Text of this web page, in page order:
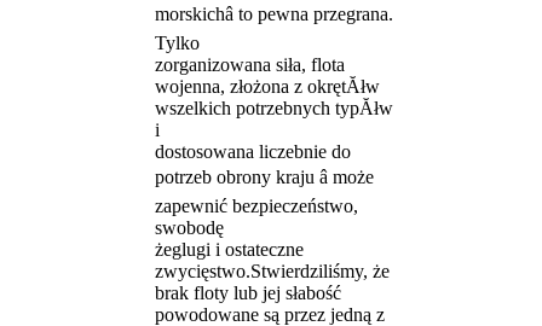
morskichâ to pewna przegrana.
Tylko
zorganizowana siła, flota
wojenna, złożona z okrętĂłw
wszelkich potrzebnych typĂłw
i
dostosowana liczebnie do
potrzeb obrony kraju â może
zapewnić bezpieczeństwo,
swobodę
żeglugi i ostateczne
zwycięstwo.Stwierdziliśmy, że
brak floty lub jej słabość
powodowane są przez jedną z